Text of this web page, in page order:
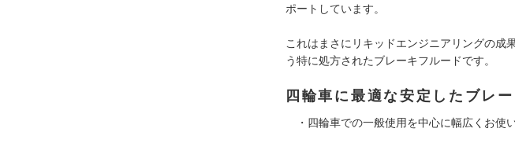
ポートしています。
これはまさにリキッドエンジニアリングの成
う特に処方されたブレーキフルードです。
四輪車に最適な安定したブレ
・四輪車での一般使用を中心に幅広くお使